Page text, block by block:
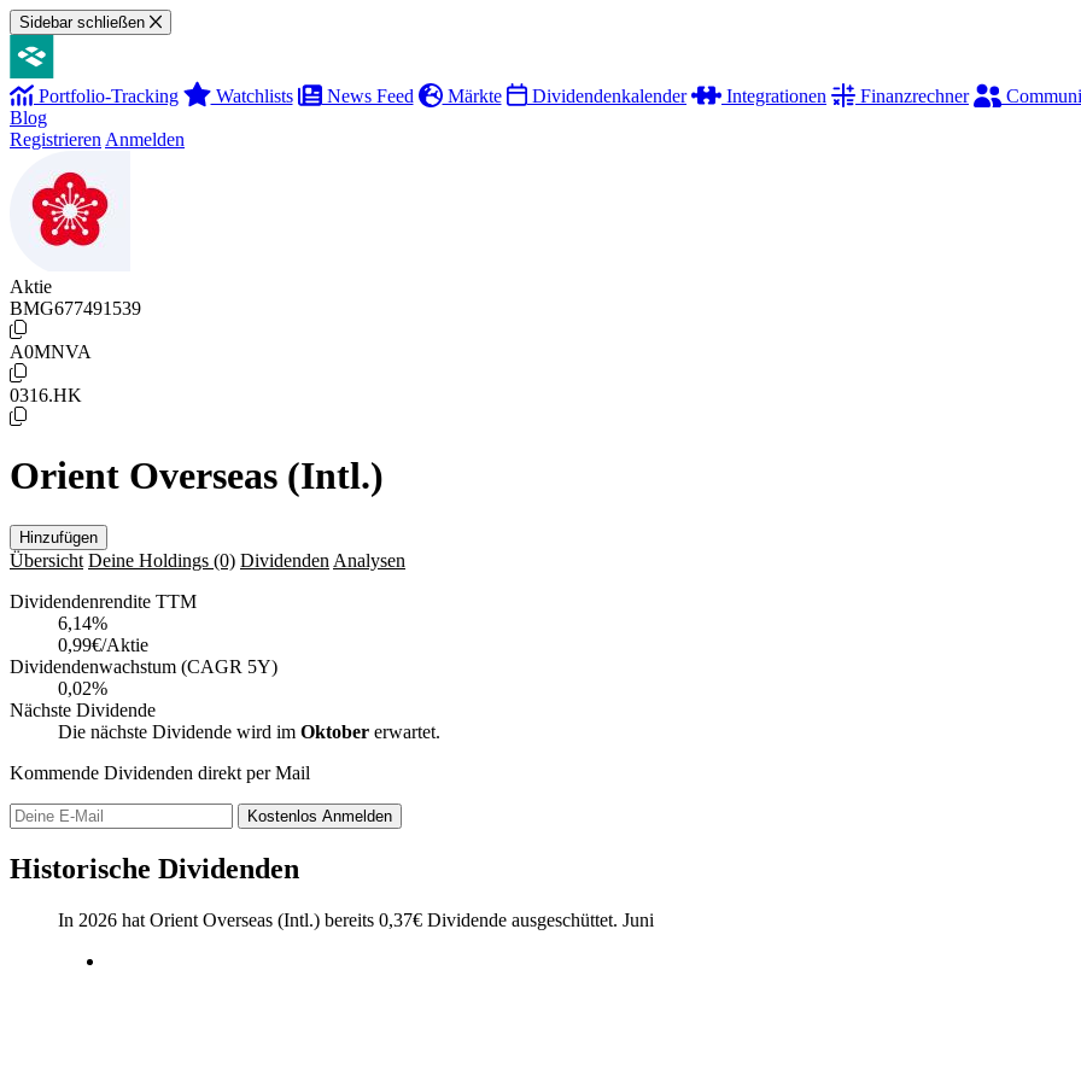
Sidebar schließen
Portfolio-Tracking Watchlists News Feed Märkte Dividendenkalender Integrationen Finanzrechner
Blog
Registrieren Anmelden
Aktie
BMG677491539
A0MNVA
0316.HK
Orient Overseas (Intl.)
Hinzufügen
Übersicht Deine Holdings (0) Dividenden Analysen
Dividendenrendite TTM
6,14%
0,99€/Aktie
Dividendenwachstum (CAGR 5Y)
0,02%
Nächste Dividende
Die nächste Dividende wird im Oktober erwartet.
Kommende Dividenden direkt per Mail
Kostenlos Anmelden
Historische Dividenden
In 2026 hat Orient Overseas (Intl.) bereits 0,37€ Dividende ausgeschüttet. Juni